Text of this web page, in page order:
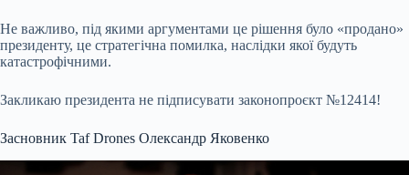
Не важливо, під якими аргументами це рішення було «продано»
президенту, це стратегічна помилка, наслідки якої будуть
катастрофічними.
Закликаю президента не підписувати законопроєкт №12414!
Засновник Taf Drones Олександр Яковенко